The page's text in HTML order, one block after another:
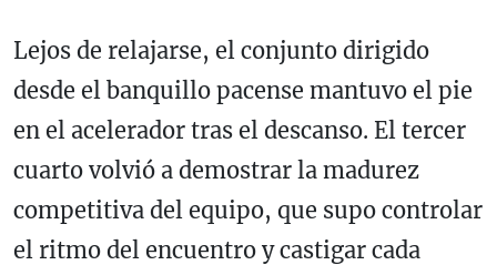
Lejos de relajarse, el conjunto dirigido
desde el banquillo pacense mantuvo el pie
en el acelerador tras el descanso. El tercer
cuarto volvió a demostrar la madurez
competitiva del equipo, que supo controlar
el ritmo del encuentro y castigar cada